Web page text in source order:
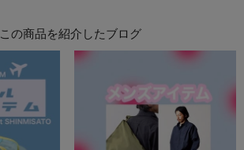
この商品を紹介したブログ